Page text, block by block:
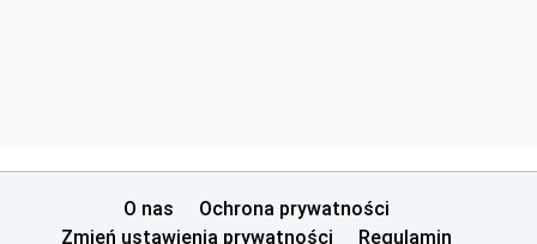
O nas
Ochrona prywatności
Zmień ustawienia prywatności
Regulamin